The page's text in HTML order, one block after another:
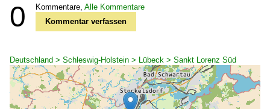
0 Kommentare, Alle Kommentare
Kommentar verfassen
Deutschland > Schleswig-Holstein > Lübeck > Sankt Lorenz Süd